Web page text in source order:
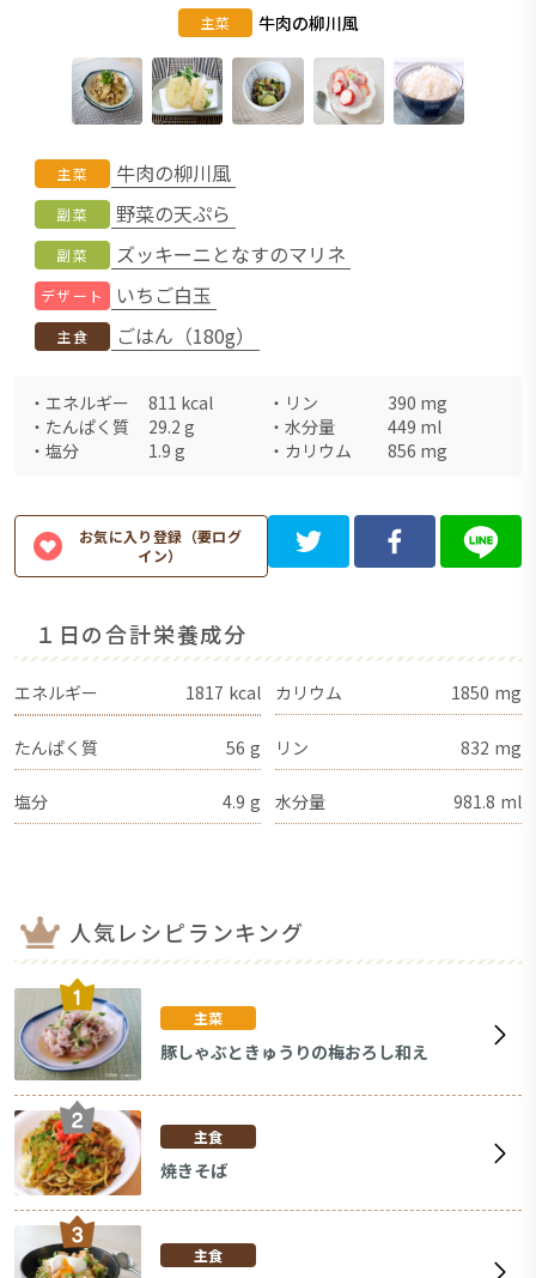
主菜 牛肉の柳川風
主菜 牛肉の柳川風
副菜 野菜の天ぷら
副菜 ズッキーニとなすのマリネ
デザート いちご白玉
主食 ごはん（180g）
・ エネルギー 811 kcal ・ リン 390 mg
・ たんぱく質 29.2 g ・ 水分量 449 ml
・ 塩分 1.9 g ・ カリウム 856 mg
お気に入り登録（要ログ
イン）
１日の合計栄養成分
エネルギー 1817 kcal カリウム 1850 mg
たんぱく質 56 g リン 832 mg
塩分 4.9 g 水分量 981.8 ml
人気レシピランキング
主菜
豚しゃぶときゅうりの梅おろし和え
主食
焼きそば
主食